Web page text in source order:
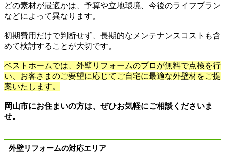
どの素材が最適かは、予算や立地環境、今後のライフプラン
などによって異なります。
初期費用だけで判断せず、長期的なメンテナンスコストも含
めて検討することが大切です。
ベストホームでは、外壁リフォームのプロが無料で点検を行
い、お客さまのご要望に応じてご自宅に最適な外壁材をご提
案いたします。
岡山市にお住まいの方は、ぜひお気軽にご相談くださいま
せ。
外壁リフォームの対応エリア